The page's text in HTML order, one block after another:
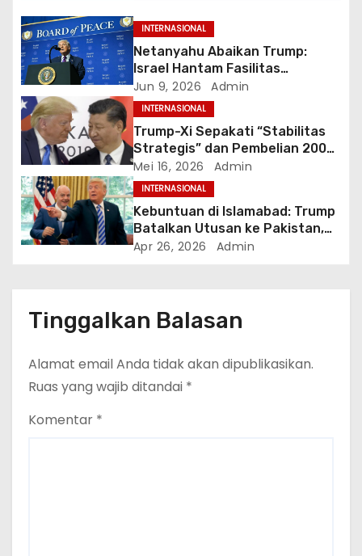
p
o
s
INTERNASIONAL
Netanyahu Abaikan Trump:
Israel Hantam Fasilitas
Petrokimia Iran di Hari ke-100
Perang
Jun 9, 2026 Admin
INTERNASIONAL
Trump-Xi Sepakati “Stabilitas
Strategis” dan Pembelian 200
Pesawat Boeing dalam
Kunjungan Bersejarah di Beijing
Mei 16, 2026 Admin
INTERNASIONAL
Kebuntuan di Islamabad: Trump
Batalkan Utusan ke Pakistan,
Klaim Terima Proposal Baru dari
Apr 26, 2026 Admin
Tinggalkan Balasan
Alamat email Anda tidak akan dipublikasikan.
Ruas yang wajib ditandai *
Komentar *